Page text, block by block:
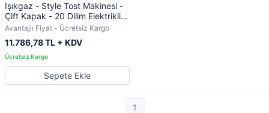
Işıkgaz - Style Tost Makinesi -
Çift Kapak - 20 Dilim Elektrikli -
Hamburger Makinesi
Avantajlı Fiyat - Ücretsiz Kargo
11.786,78 TL + KDV
Sepete Ekle
1